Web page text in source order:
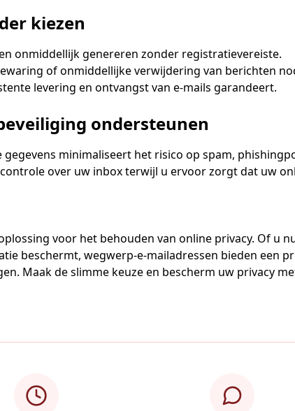
kiezen
onmiddellijk genereren zonder registratievereiste.
of onmiddellijke verwijdering van berichten
levering en ontvangst van e-mails garandeert.
ondersteunen
minimaliseert het risico op spam,
over uw inbox terwijl u ervoor zorgt dat uw
voor het behouden van online privacy. Of u
beschermt, wegwerp-e-mailadressen bieden een
Maak de slimme keuze en bescherm uw privacy